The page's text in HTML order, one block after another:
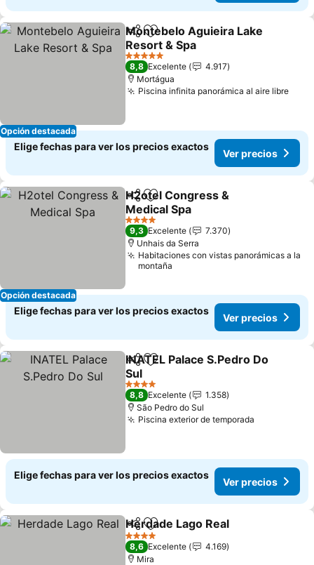
Opción destacada
CompartirAgregar a favoritos
Montebelo Aguieira Lake
Resort & Spa
5 Estrellas
8,8 Excelente
4.917
Mortágua
Piscina infinita panorámica al aire libre
Elige fechas para ver los precios exactos
Ver precios
Opción destacada
CompartirAgregar a favoritos
H2otel Congress &
Medical Spa
4 Estrellas
9,3 Excelente
7.370
Unhais da Serra
Habitaciones con vistas panorámicas a la
montaña
Elige fechas para ver los precios exactos
Ver precios
CompartirAgregar a favoritos
INATEL Palace S.Pedro Do
Sul
4 Estrellas
8,8 Excelente
1.358
São Pedro do Sul
Piscina exterior de temporada
Elige fechas para ver los precios exactos
Ver precios
CompartirAgregar a favoritos
Herdade Lago Real
4 Estrellas
8,6 Excelente
4.169
Mira